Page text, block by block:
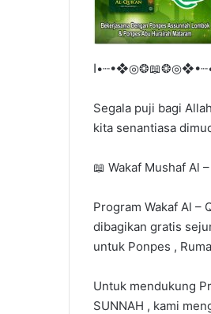
Segala puji bagi
kita senantiasa
📖 Wakaf Mushaf Al
Program Wakaf Al –
dibagikan gratis
untuk Ponpes ,
Untuk mendukung
SUNNAH , kami